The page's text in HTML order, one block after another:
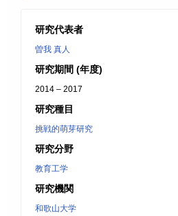
研究代表者
曽我 真人
研究期間 (年度)
2014 – 2017
研究種目
挑戦的萌芽研究
研究分野
教育工学
研究機関
和歌山大学